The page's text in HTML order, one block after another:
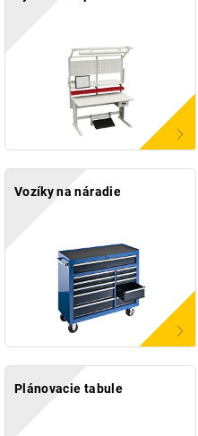
Vozíky na náradie
Plánovacie tabule